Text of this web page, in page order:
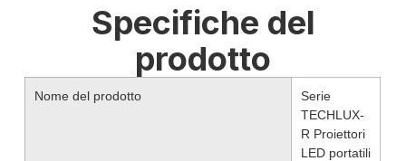
Specifiche del
prodotto
Nome del prodotto
Serie
TECHLUX-
R Proiettori
LED portatili